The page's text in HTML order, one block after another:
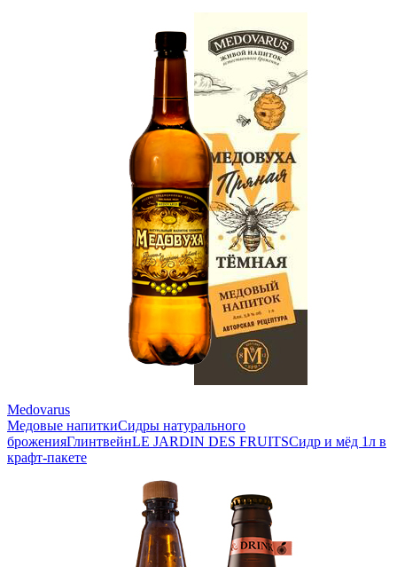
Medovarus
Медовые напиткиСидры натурального
броженияГлинтвейнLE JARDIN DES FRUITSСидр и мёд 1л в
крафт-пакете